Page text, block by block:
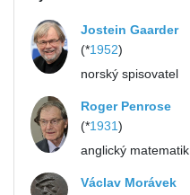
Jostein Gaarder
(*1952)
norský spisovatel
Roger Penrose
(*1931)
anglický matematik
Václav Morávek